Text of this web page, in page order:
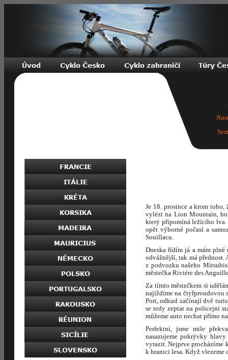
Je 18. prosince a krom
vylézt na Lion Mountain,
který připomíná ležícího lva.
opět výborné počasí a
Souillacu.
Dneska řídím já a mám
odvážnější, tak má
z podvozku našeho
městečka Riviére des
Za tímto městečkem si
najíždíme na čtyřproudovou
Port, odkud začínají dvě
se tedy zeptat na policejní
můžeme auto nechat přímo
Perfektní, jsme mile
nasazujeme pokrývky
vyrazit. Nejprve procházíme
k hranici lesa. Když vlezeme